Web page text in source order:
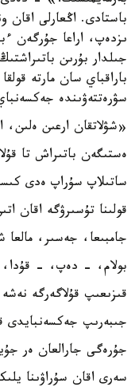
باستادى. اڭعارلى اقان
ىزدەپ، اراعا جۇرگەن
جىلدار بۇرىن
باراقباي سان مارتە
سۋرەتتەۋىندە
«شۋلاتقان ارعىن ەلىن،
ەستىگەن باتىراش تا
ساتىلاپ سۇراپ ەدى
قولىنا تۇسىرۋگە اقان
جامبىعا، جەسىر، مالعا
بولام، - دەپ، - قۇدا،
قىزىعىپ قۇلاگەرگە
جىبەرىپ جەكسەنبايدى
جۇرەگى جارالعان ەر
سەرى اقان سۇراۋىنا